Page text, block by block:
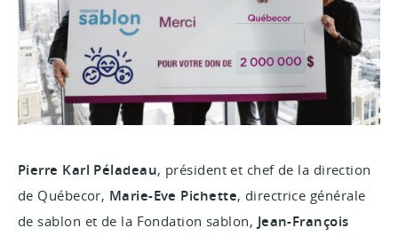
Pierre Karl Péladeau, président et chef de la direction
de Québecor, Marie-Eve Pichette, directrice générale
de sablon et de la Fondation sablon, Jean-François